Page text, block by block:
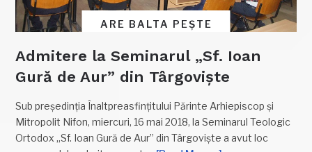
ARE BALTA PEȘTE
Admitere la Seminarul „Sf. Ioan
Gură de Aur” din Târgoviște
Sub președinția Înaltpreasfințitului Părinte Arhiepiscop și
Mitropolit Nifon, miercuri, 16 mai 2018, la Seminarul Teologic
Ortodox „Sf. Ioan Gură de Aur” din Târgoviște a avut loc